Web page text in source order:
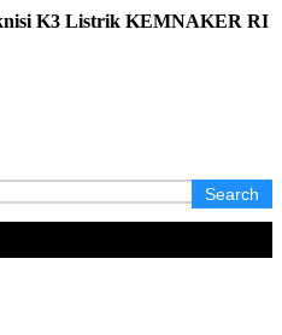
K3 Listrik KEMNAKER RI